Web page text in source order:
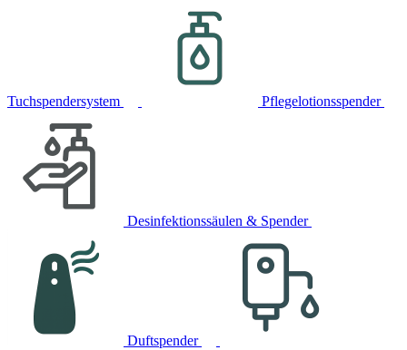
Tuchspendersystem Pflegelotionsspender
Desinfektionssäulen & Spender
Duftspender